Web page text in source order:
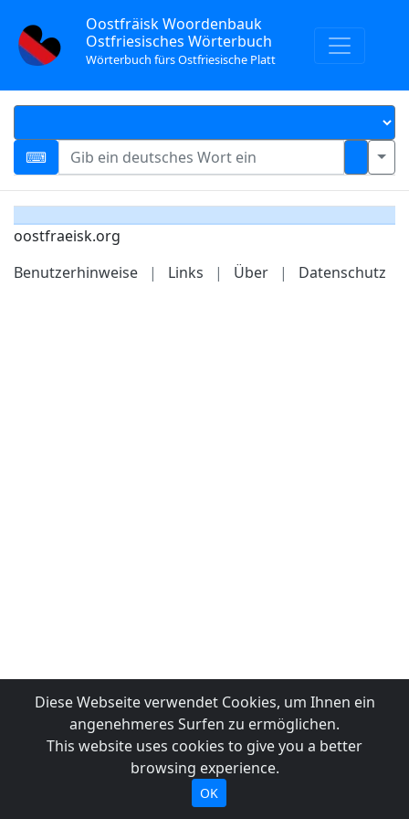
Oostfräisk Woordenbauk
Ostfriesisches Wörterbuch
Wörterbuch fürs Ostfriesische Platt
oostfraeisk.org
Benutzerhinweise
| Links | Über | Datenschutz
Diese Webseite verwendet Cookies, um Ihnen ein
angenehmeres Surfen zu ermöglichen.
This website uses cookies to give you a better
browsing experience.
OK